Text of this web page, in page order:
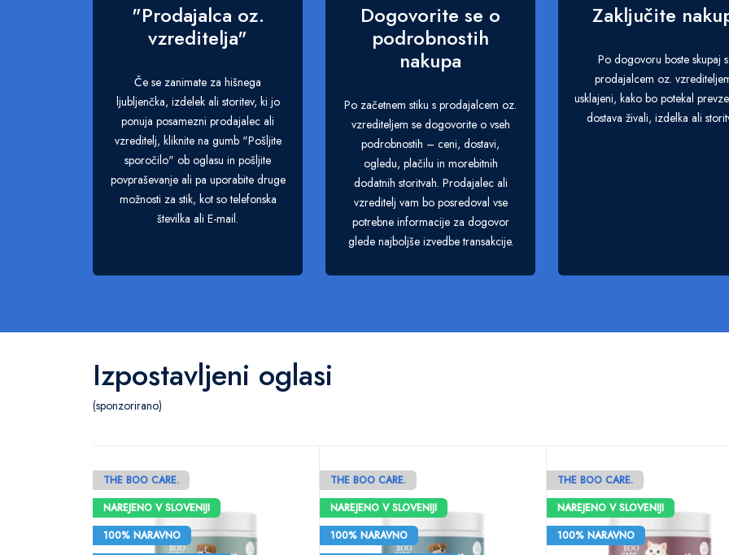
"Prodajalca oz.
vzreditelja"
Če se zanimate za hišnega
ljubljenčka, izdelek ali storitev, ki jo
ponuja posamezni prodajalec ali
vzreditelj, kliknite na gumb "Pošljite
sporočilo" ob oglasu in pošljite
povpraševanje ali pa uporabite druge
možnosti za stik, kot so telefonska
številka ali E-mail.
Dogovorite se o
podrobnostih
nakupa
Po začetnem stiku s prodajalcem oz.
vzrediteljem se dogovorite o vseh
podrobnostih – ceni, dostavi,
ogledu, plačilu in morebitnih
dodatnih storitvah. Prodajalec ali
vzreditelj vam bo posredoval vse
potrebne informacije za dogovor
glede najboljše izvedbe transakcije.
Zaključite
Po dogovoru boste skupaj s
prodajalcem oz.
usklajeni, kako bo potekal
dostava živali, izdelka ali
Izpostavljeni oglasi
(sponzorirano)
THE BOO CARE.
NAREJENO V SLOVENIJI
100% NARAVNO
THE BOO CARE.
NAREJENO V SLOVENIJI
100% NARAVNO
THE BOO CARE.
NAREJENO V SLOVENIJI
100% NARAVNO